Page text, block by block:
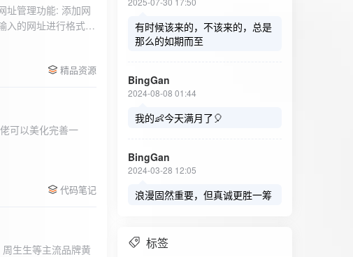
址管理功能: 添加网
入的网址进行格式验
下拉框，用户可以选
为 60 秒。开始 /
按照设置的监测间
果请求失败，会进
： 每次对网址进
志会自动滚动到最
精品资源
可以美化完善一
代码笔记
生生等主流品牌黄
有时候该来的，不该来的，总是
那么的如期而至
BingGan
2024-08-08 01:44
我的👶今天满月了🎈
BingGan
2024-03-28 12:05
浪漫固然重要，但真诚更胜一筹
标签